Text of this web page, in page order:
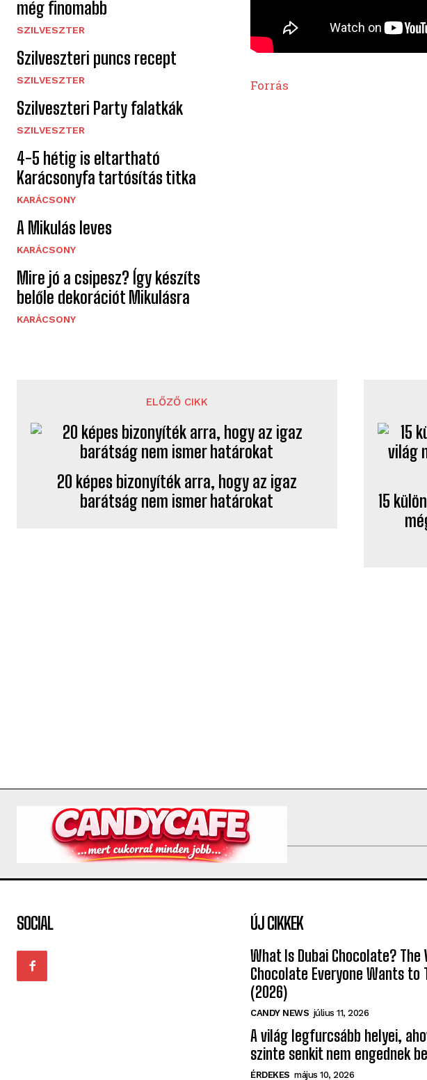
még finomabb
SZILVESZTER
Szilveszteri puncs recept
SZILVESZTER
Szilveszteri Party falatkák
SZILVESZTER
4-5 hétig is eltartható
Karácsonyfa tartósítás titka
KARÁCSONY
A Mikulás leves
KARÁCSONY
Mire jó a csipesz? Így készíts
belőle dekorációt Mikulásra
KARÁCSONY
Forrás
ELŐZŐ CIKK
20 képes bizonyíték arra, hogy az igaz
barátság nem ismer határokat
15
SOCIAL ÚJ CIKKEK
What Is Dubai Chocolate? The
Chocolate Everyone Wants to
(2026)
CANDY NEWS július 11, 2026
A világ legfurcsább helyei,
szinte senkit nem engednek be
ÉRDEKES május 10, 2026